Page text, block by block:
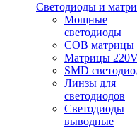
Светодиоды и
Мощные
светодиоды
COB матрицы
Матрицы
SMD
Линзы для
светодиодов
Светодиоды
выводные